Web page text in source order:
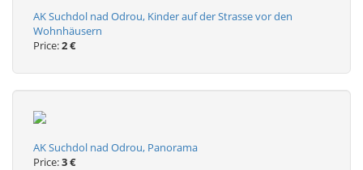
AK Suchdol nad Odrou, Kinder auf der Strasse vor den
Wohnhäusern
Price:2 €
AK Suchdol nad Odrou, Panorama
Price:3 €